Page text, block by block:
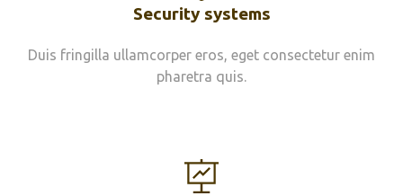
Security systems
Duis fringilla ullamcorper eros, eget consectetur enim
pharetra quis.